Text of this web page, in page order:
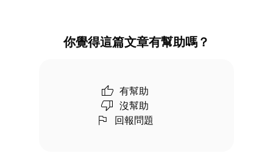
你覺得這篇文章有幫助嗎？
有幫助
沒幫助
回報問題